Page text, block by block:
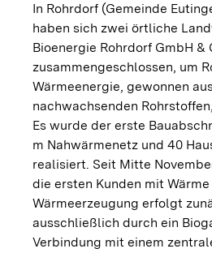
In Rohrdorf (Gemeinde
haben sich zwei örtliche
Bioenergie Rohrdorf GmbH &
zusammengeschlossen, um
Wärmeenergie, gewonnen
nachwachsenden
Es wurde der erste
m Nahwärmenetz und 40
realisiert. Seit Mitte
die ersten Kunden mit
Wärmeerzeugung erfolgt
ausschließlich durch ein
Verbindung mit einem